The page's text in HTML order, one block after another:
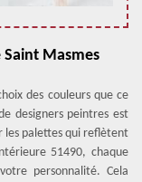
Masmes
des couleurs que ce
designers peintres est
les palettes qui reflètent
51490, chaque
personnalité. Cela